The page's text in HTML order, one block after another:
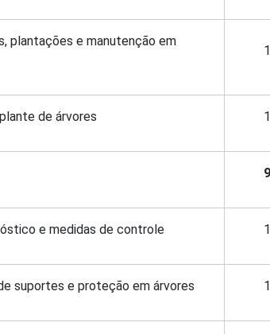
plantações e manutenção em
de árvores
e medidas de controle
suportes e proteção em árvores